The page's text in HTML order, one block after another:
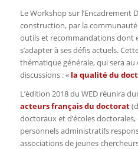
Le Workshop sur l’Encadrement
construction, par la
outils et recommandations dont
s’adapter à ses défis actuels.
thématique générale, qui sera
discussions : « la qualité du
L’édition 2018 du WED réunira
acteurs français du doctorat
doctoraux et d’écoles
personnels administratifs
associations de jeunes